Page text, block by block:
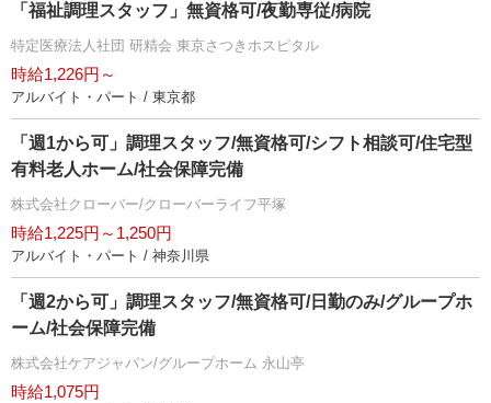
「福祉調理スタッフ」無資格可/夜勤専従/病院
特定医療法人社団 研精会 東京さつきホスピタル
時給1,226円～
アルバイト・パート / 東京都
「週1から可」調理スタッフ/無資格可/シフト相談可/住宅型
有料老人ホーム/社会保障完備
株式会社クローバー/クローバーライフ平塚
時給1,225円～1,250円
アルバイト・パート / 神奈川県
「週2から可」調理スタッフ/無資格可/日勤のみ/グループホ
ーム/社会保障完備
株式会社ケアジャパン/グループホーム 永山亭
時給1,075円